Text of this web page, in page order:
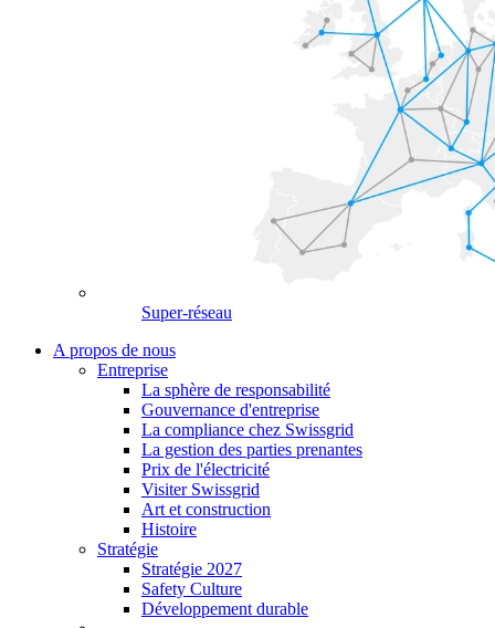
Super-réseau
A propos de nous
Entreprise
La sphère de responsabilité
Gouvernance d'entreprise
La compliance chez Swissgrid
La gestion des parties prenantes
Prix de l'électricité
Visiter Swissgrid
Art et construction
Histoire
Stratégie
Stratégie 2027
Safety Culture
Développement durable